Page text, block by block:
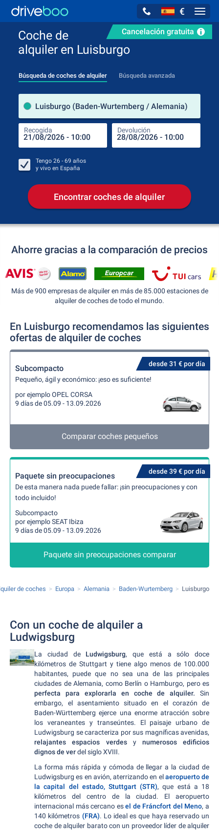
€
Cancelación gratuita
Coche de
alquiler en Luisburgo
Búsqueda de coches de alquiler Búsqueda avanzada
Luisburgo (Baden-Wurtemberg / Alemania)
Recogida Devolución
Tengo 26 - 69 años
y vivo en España
Encontrar coches de alquiler
Ahorre gracias a la comparación de precios
Más de 900 empresas de alquiler en más de 85.000 estaciones de
alquiler de coches de todo el mundo.
En Luisburgo recomendamos las siguientes
ofertas de alquiler de coches
desde 31 € por día
Subcompacto
Pequeño, ágil y económico: ¡eso es suficiente!
por ejemplo OPEL CORSA
9 días de 05.09 - 13.09.2026
Comparar coches pequeños
desde 39 € por día
Paquete sin preocupaciones
De esta manera nada puede fallar: ¡sin preocupaciones y con
todo incluido!
Subcompacto
por ejemplo SEAT Ibiza
9 días de 05.09 - 13.09.2026
Paquete sin preocupaciones comparar
de coches Europa Alemania Baden-Wurtemberg Luisburgo
Con un coche de alquiler a
Ludwigsburg
La ciudad de Ludwigsburg, que está a sólo doce
kilómetros de Stuttgart y tiene algo menos de 100.000
habitantes, puede que no sea una de las principales
ciudades de Alemania, como Berlín o Hamburgo, pero es
perfecta para explorarla en coche de alquiler. Sin
embargo, el asentamiento situado en el corazón de
Baden-Württemberg ejerce una enorme atracción sobre
los veraneantes y transeúntes. El paisaje urbano de
Ludwigsburg se caracteriza por sus magníficas avenidas,
relajantes espacios verdesy numerosos edificios
dignos de verdel siglo XVIII.
La forma más rápida y cómoda de llegar a la ciudad de
Ludwigsburg es en avión, aterrizando en elaeropuerto de
la capital del estado, Stuttgart (STR), que está a 18
kilómetros del centro de la ciudad. El aeropuerto
internacional más cercano esel de Fráncfort del Meno, a
140 kilómetros (FRA). Lo ideal es que haya reservado un
coche de alquiler barato con un proveedor líder de alquiler